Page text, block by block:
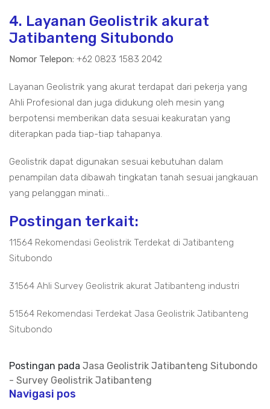
4. Layanan Geolistrik akurat
Jatibanteng Situbondo
Nomor Telepon: +62 0823 1583 2042
Layanan Geolistrik yang akurat terdapat dari pekerja yang
Ahli Profesional dan juga didukung oleh mesin yang
berpotensi memberikan data sesuai keakuratan yang
diterapkan pada tiap-tiap tahapanya.
Geolistrik dapat digunakan sesuai kebutuhan dalam
penampilan data dibawah tingkatan tanah sesuai jangkauan
yang pelanggan minati...
Postingan terkait:
11564 Rekomendasi Geolistrik Terdekat di Jatibanteng
Situbondo
31564 Ahli Survey Geolistrik akurat Jatibanteng industri
51564 Rekomendasi Terdekat Jasa Geolistrik Jatibanteng
Situbondo
Postingan pada Jasa Geolistrik Jatibanteng Situbondo
- Survey Geolistrik Jatibanteng
Navigasi pos